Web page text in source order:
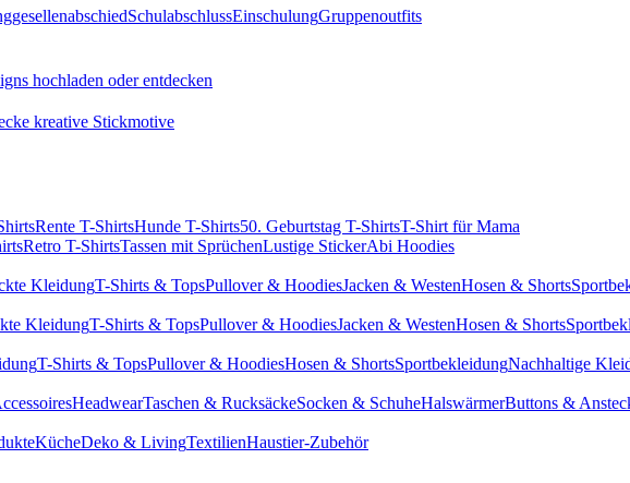
SchulabschlussEinschulungGruppenoutfits
hochladen oder entdecken
kreative Stickmotive
Rente T-ShirtsHunde T-Shirts50. Geburtstag T-ShirtsT-Shirt für Mama
Retro T-ShirtsTassen mit SprüchenLustige StickerAbi Hoodies
KleidungT-Shirts & TopsPullover & HoodiesJacken & WestenHosen & Shorts
KleidungT-Shirts & TopsPullover & HoodiesJacken & WestenHosen & Shorts
T-Shirts & TopsPullover & HoodiesHosen & ShortsSportbekleidungNachhaltige
HeadwearTaschen & RucksäckeSocken & SchuheHalswärmerButtons &
KücheDeko & LivingTextilienHaustier-Zubehör